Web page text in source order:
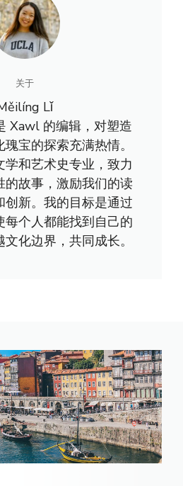
关于
Lǐ
Xawl 的编辑，对塑造
宝的探索充满热情。
学和艺术史专业，致力
的故事，激励我们的读
创新。我的目标是通过
每个人都能找到自己的
化边界，共同成长。